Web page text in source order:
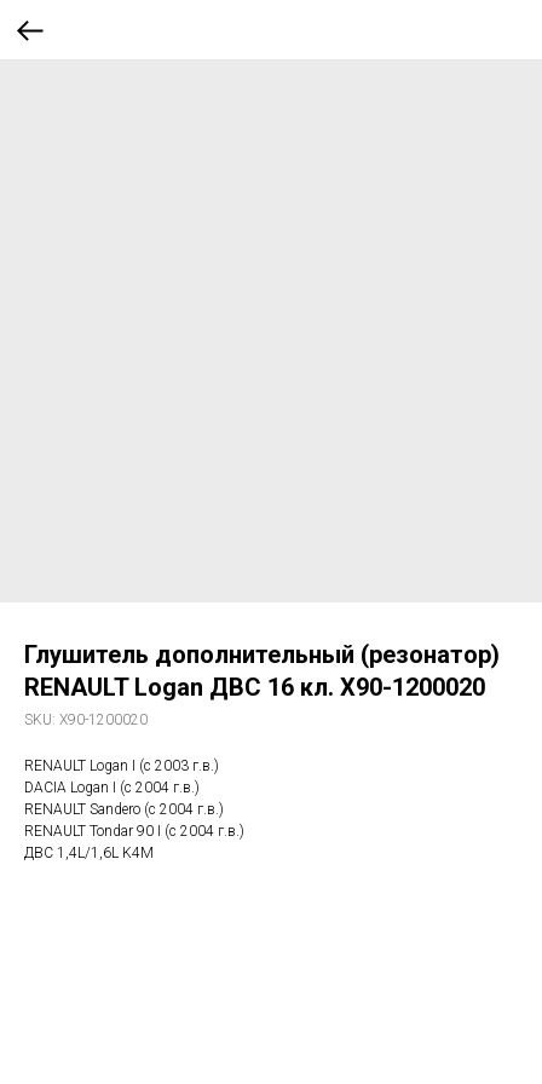
Глушитель дополнительный (резонатор)
RENAULT Logan ДВС 16 кл. X90-1200020
SKU: X90-1200020
RENAULT Logan I (c 2003 г.в.)
DACIA Logan I (c 2004 г.в.)
RENAULT Sandero (с 2004 г.в.)
RENAULT Tondar 90 I (c 2004 г.в.)
ДВС 1,4L/1,6L K4M